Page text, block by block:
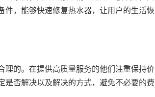
件，能够快速修复热水器，让用户的生活恢
理的。在提供高质量服务的他们注重保持价
是否解决以及解决的方式，避免不必要的费